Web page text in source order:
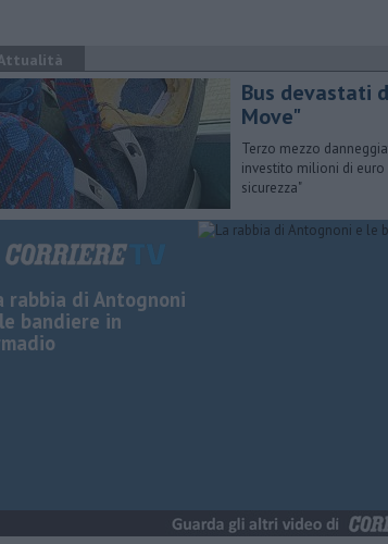
Bus devastati
Move"
Terzo mezzo
investito milioni di euro
sicurezza"
rabbia di Antognoni
bandiere in